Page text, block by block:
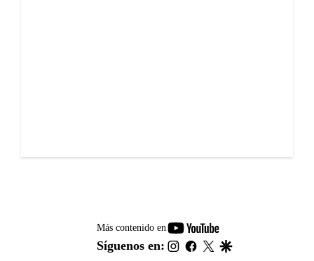
Más contenido en
youtube-
footer
Síguenos en: instagram
facebook
twitter